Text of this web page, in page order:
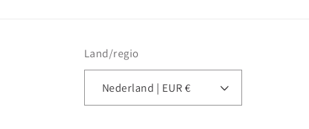
Land/regio
Nederland | EUR €